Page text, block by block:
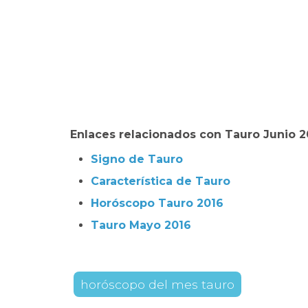
Enlaces relacionados con Tauro Junio
Signo de Tauro
Característica de Tauro
Horóscopo Tauro 2016
Tauro Mayo 2016
horóscopo del mes tauro